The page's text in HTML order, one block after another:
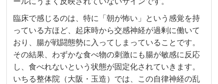
臨床で感じるのは、特に「朝が怖い」という感覚を持
っている方ほど、起床時から交感神経が過剰に働いて
おり、腸が戦闘態勢に入ってしまっていることです。
その結果、わずかな食べ物の刺激にも腸が敏感に反応
し、食べれないという状態が固定化されていきます。
いちる整体院（大阪・玉造）では、この自律神経の乱